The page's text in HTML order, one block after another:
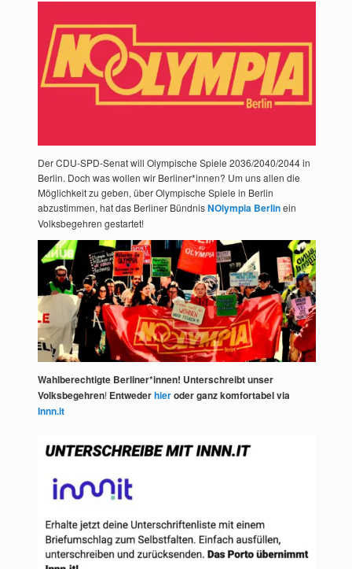
Der CDU-SPD-Senat will Olympische Spiele 2036/2040/2044 in
Berlin. Doch was wollen wir Berliner*innen? Um uns allen die
Möglichkeit zu geben, über Olympische Spiele in Berlin
abzustimmen, hat das Berliner BündnisNOlympia Berlinein
Volksbegehren gestartet!
Wahlberechtigte Berliner*innen! Unterschreibt unser
Volksbegehren! Entwederhieroder ganz komfortabel via
Innn.it